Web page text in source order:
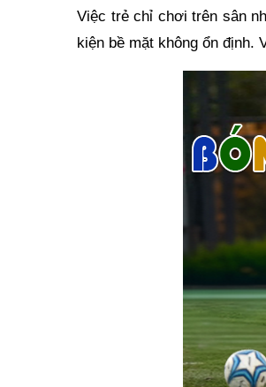
Việc trẻ chỉ chơi trên sân
kiện bề mặt không ổn định.